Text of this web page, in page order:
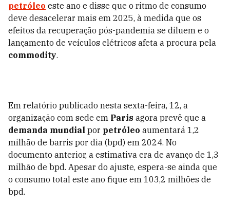
petróleo este ano e disse que o ritmo de consumo
deve desacelerar mais em 2025, à medida que os
efeitos da recuperação pós-pandemia se diluem e o
lançamento de veículos elétricos afeta a procura pela
commodity.
Em relatório publicado nesta sexta-feira, 12, a
organização com sede em Paris agora prevê que a
demanda mundial por petróleo aumentará 1,2
milhão de barris por dia (bpd) em 2024. No
documento anterior, a estimativa era de avanço de 1,3
milhão de bpd. Apesar do ajuste, espera-se ainda que
o consumo total este ano fique em 103,2 milhões de
bpd.